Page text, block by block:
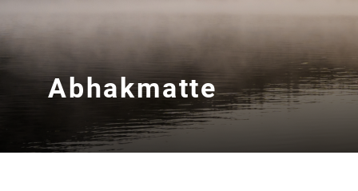
Abhakmatte